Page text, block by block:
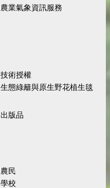
農業氣象資訊服務
技術授權
生態綠籬與原生野花植生毯
出版品
農民
學校